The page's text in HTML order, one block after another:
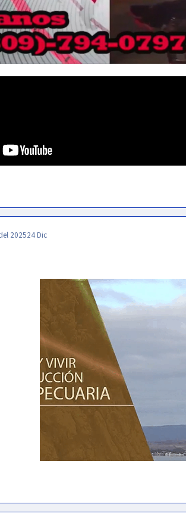
202524 Dic